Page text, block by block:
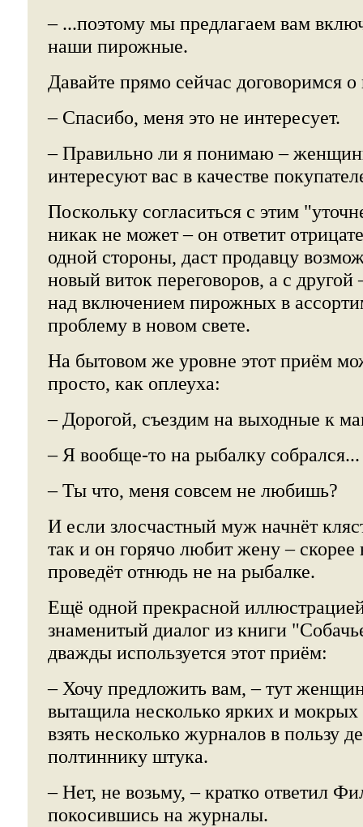
– ...поэтому мы предлагаем вам
наши пирожные.
Давайте прямо сейчас договоримся о
– Спасибо, меня это не интересует.
– Правильно ли я понимаю –
интересуют вас в качестве
Поскольку согласиться с этим
никак не может – он ответит
одной стороны, даст продавцу
новый виток переговоров, а с другой
над включением пирожных в
проблему в новом свете.
На бытовом же уровне этот приём
просто, как оплеуха:
– Дорогой, съездим на выходные к
– Я вообще-то на рыбалку собрался...
– Ты что, меня совсем не любишь?
И если злосчастный муж начнёт
так и он горячо любит жену – скорее
проведёт отнюдь не на рыбалке.
Ещё одной прекрасной
знаменитый диалог из книги
дважды используется этот приём:
– Хочу предложить вам, – тут
вытащила несколько ярких и мокрых
взять несколько журналов в пользу
полтиннику штука.
– Нет, не возьму, – кратко ответил
покосившись на журналы.